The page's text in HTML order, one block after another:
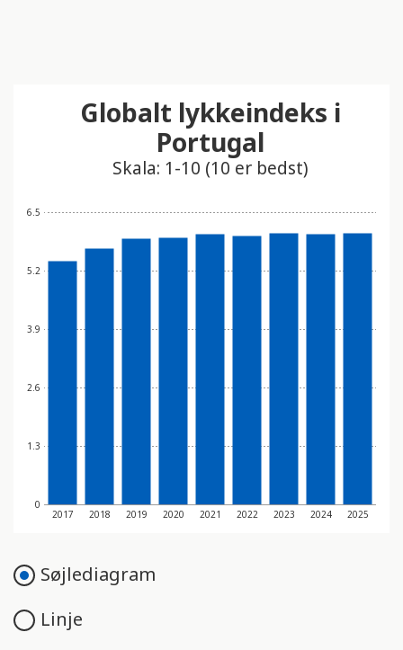
0
1.3
2.6
3.9
5.2
6.5
2017 2018 2019 2020 2021 2022 2023 2024 2025
Globalt lykkeindeks i
Portugal
Skala: 1-10 (10 er bedst)
Søjlediagram
Linje